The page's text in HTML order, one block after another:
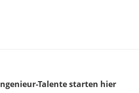
Ingenieur-Talente starten hier